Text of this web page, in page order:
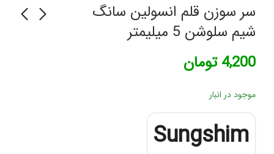
سر سوزن قلم انسولین سانگ
شیم سلوشن 5 میلیمتر
4,200 تومان
موجود در انبار
Sungshim